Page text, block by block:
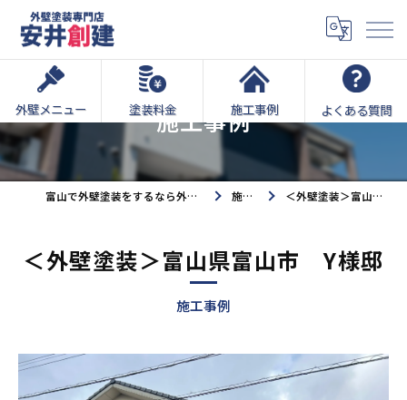
外壁メニュー 塗装料金 施工事例 よくある質問
施工事例
富山で外壁塗装をするなら外壁塗装専門店安井創建へ 施工事例 ＜外壁塗装＞富山県富山市 Y様邸
施工事例
＜外壁塗装＞富山県富山市 Y様邸